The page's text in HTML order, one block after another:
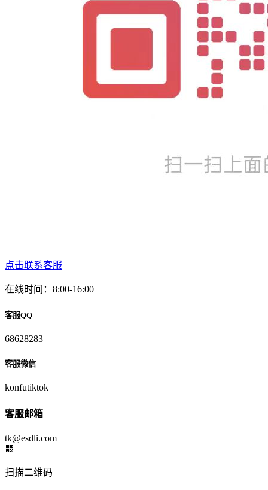
点击联系客服
在线时间：8:00-16:00
客服QQ
68628283
客服微信
konfutiktok
客服邮箱
tk@esdli.com
扫描二维码